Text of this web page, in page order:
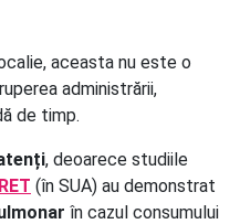
aceasta nu este o
administrării,
de timp.
, deoarece studiile
(în SUA) au demonstrat
în cazul consumului